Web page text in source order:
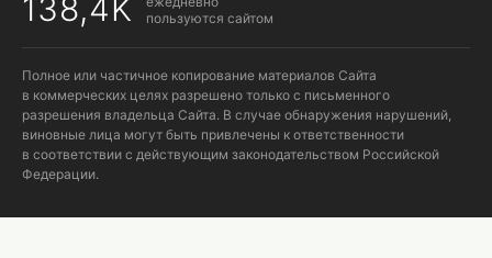
138,4K
пользуются сайтом
Полное или частичное копирование материалов Сайта
в коммерческих целях разрешено только с письменного
разрешения владельца Сайта. В случае обнаружения нарушений,
виновные лица могут быть привлечены к ответственности
в соответствии с действующим законодательством Российской
Федерации.